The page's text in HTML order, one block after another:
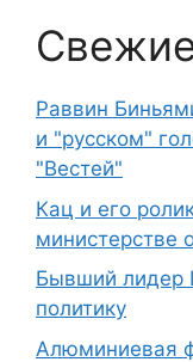
Раввин
и "русском"
"Вестей"
Кац и его
министерстве
Бывший лидер
политику
Алюминиевая